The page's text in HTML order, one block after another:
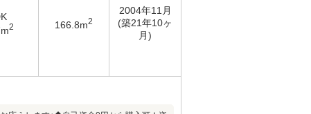
2 166.8m2
2004年11月
(築21年10ヶ
月)